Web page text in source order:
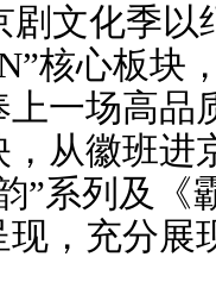
剧文化季
核心板块
上一场高品
，从徽班进
”系列及《
现，充分展